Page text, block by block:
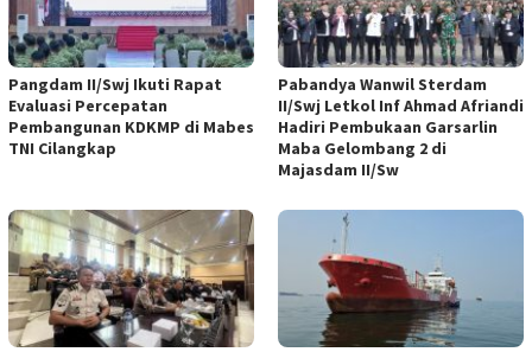
Pangdam II/Swj Ikuti Rapat
Evaluasi Percepatan
Pembangunan KDKMP di Mabes
TNI Cilangkap
Pabandya Wanwil Sterdam
II/Swj Letkol Inf Ahmad Afriandi
Hadiri Pembukaan Garsarlin
Maba Gelombang 2 di
Majasdam II/Sw